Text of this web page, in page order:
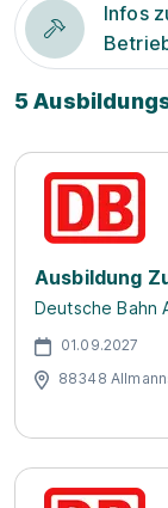
Infos
5
Ausbildung
Deutsche Bahn
01.09.2027
88348